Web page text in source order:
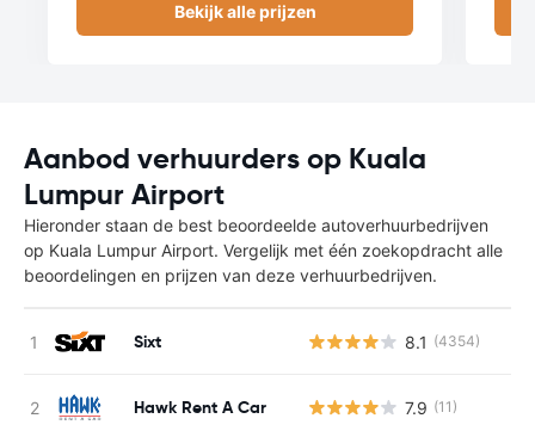
Bekijk alle prijzen
Aanbod verhuurders op Kuala
Lumpur Airport
Hieronder staan de best beoordeelde autoverhuurbedrijven
op Kuala Lumpur Airport. Vergelijk met één zoekopdracht alle
beoordelingen en prijzen van deze verhuurbedrijven.
Sixt 8.1 (4354)
Hawk Rent A Car 7.9 (11)